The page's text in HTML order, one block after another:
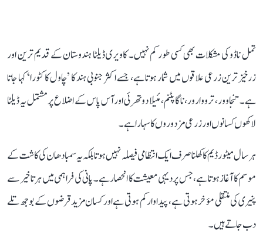
تمل ناڈو کی مشکلات بھی کسی طور کم نہیں۔ کاویری ڈیلٹا ہندوستان کے قدیم ترین اور
زرخیز ترین زرعی علاقوں میں شمار ہوتا ہے، جسے اکثر جنوبی ہند کا ’چاول کا کٹورا‘ کہا جاتا
ہے۔ تنجاوور، ترووارور، ناگاپٹنم، مئیلا دوتھرئی اور آس پاس کے اضلاع پر مشتمل یہ ڈیلٹا
لاکھوں کسانوں اور زرعی مزدوروں کا سہارا ہے۔
ہر سال میٹور ڈیم کا کھلنا صرف ایک انتظامی فیصلہ نہیں ہوتا بلکہ یہ سمبا دھان کی کاشت کے
موسم کا آغاز ہوتا ہے، جس پر دیہی معیشت کا انحصار ہے۔ پانی کی فراہمی میں ہر تاخیر سے
پنیری کی منتقلی مؤخر ہوتی ہے، پیداوار کم ہوتی ہے اور کسان مزید قرضوں کے بوجھ تلے
دب جاتے ہیں۔